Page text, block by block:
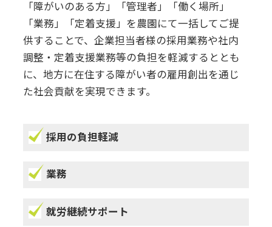
「障がいのある方」「管理者」「働く場所」
「業務」「定着支援」を農園にて一括してご提
供することで、企業担当者様の採用業務や社内
調整・定着支援業務等の負担を軽減するととも
に、地方に在住する障がい者の雇用創出を通じ
た社会貢献を実現できます。
採用の負担軽減
業務
就労継続サポート